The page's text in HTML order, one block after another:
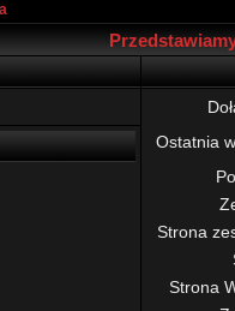
Ostatnia
Strona
Strona